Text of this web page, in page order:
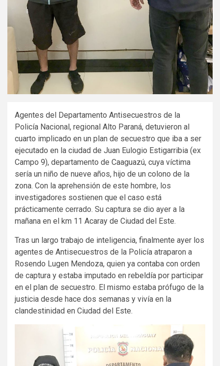
Agentes del Departamento Antisecuestros de la
Policía Nacional, regional Alto Paraná, detuvieron al
cuarto implicado en un plan de secuestro que iba a ser
ejecutado en la ciudad de Juan Eulogio Estigarribia (ex
Campo 9), departamento de Caaguazú, cuya víctima
sería un niño de nueve años, hijo de un colono de la
zona. Con la aprehensión de este hombre, los
investigadores sostienen que el caso está
prácticamente cerrado. Su captura se dio ayer a la
mañana en el km 11 Acaray de Ciudad del Este.
Tras un largo trabajo de inteligencia, finalmente ayer los
agentes de Antisecuestros de la Policía atraparon a
Rosendo Lugen Mendoza, quien ya contaba con orden
de captura y estaba imputado en rebeldía por participar
en el plan de secuestro. El mismo estaba prófugo de la
justicia desde hace dos semanas y vivía en la
clandestinidad en Ciudad del Este.